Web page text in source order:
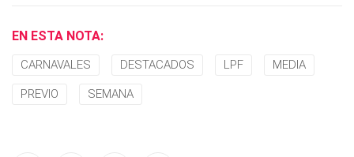
EN ESTA NOTA:
CARNAVALES DESTACADOS LPF MEDIA
PREVIO SEMANA